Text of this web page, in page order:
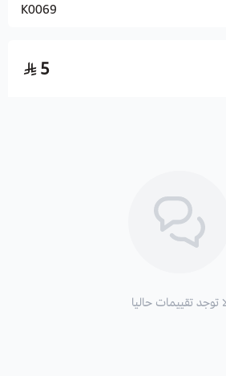
لمُضادّات الأكسدة التي تحمي الخلايا من
:
K0069
5
توجد تقييمات حاليا